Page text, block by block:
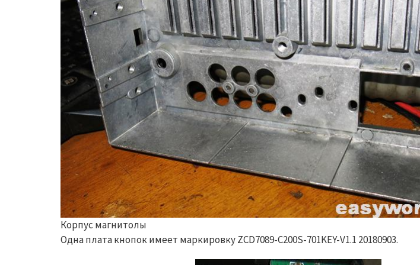
Корпус магнитолы
Одна плата кнопок имеет маркировку ZCD7089-C200S-701KEY-V1.1 20180903.